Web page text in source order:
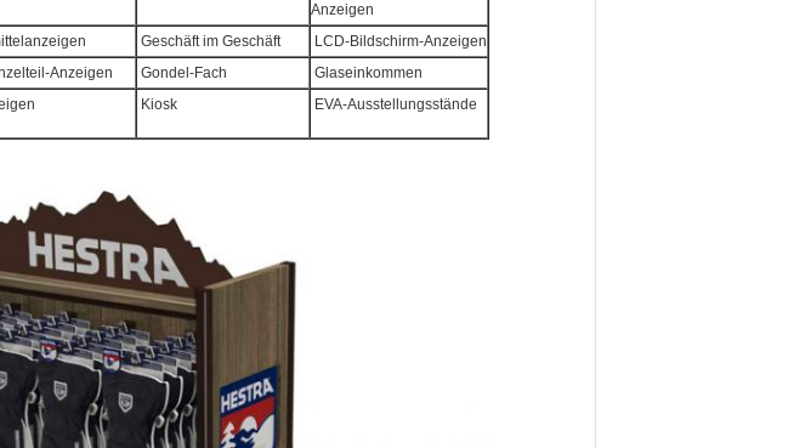
Anzeigen
Geschäft im Geschäft
LCD-Bildschirm-Anzeigen
Anzeigen Gondel-Fach
Glaseinkommen
Kiosk EVA-Ausstellungsstände